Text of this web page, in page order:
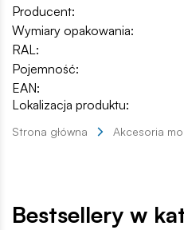
Producent:
Wymiary opakowania:
RAL:
Pojemność:
EAN:
Lokalizacja produktu:
Strona główna Akcesoria
Bestsellery w